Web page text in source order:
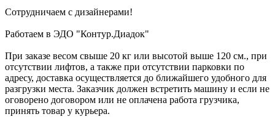
Сотрудничаем с дизайнерами!
Работаем в ЭДО "Контур.Диадок"
При заказе весом свыше 20 кг или высотой выше 120 см., при
отсутствии лифтов, а также при отсутствии парковки по
адресу, доставка осуществляется до ближайшего удобного для
разгрузки места. Заказчик должен встретить машину и если не
оговорено договором или не оплачена работа грузчика,
принять товар у курьера.